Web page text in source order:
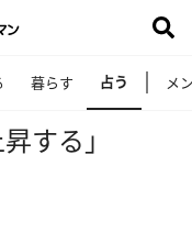
暮らす 占う メ
する」